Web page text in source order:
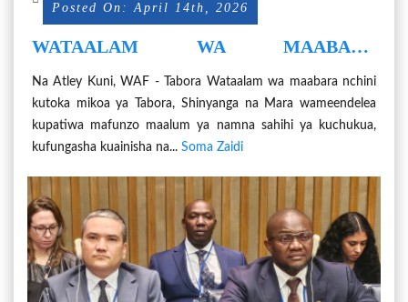
Posted On: April 14th, 2026
WATAALAM WA MAABARA
KUKABILI MAGONJWA YA MLIPUKO
Na Atley Kuni, WAF - Tabora Wataalam wa maabara nchini
kutoka mikoa ya Tabora, Shinyanga na Mara wameendelea
kupatiwa mafunzo maalum ya namna sahihi ya kuchukua,
kufungasha kuainisha na... Soma Zaidi